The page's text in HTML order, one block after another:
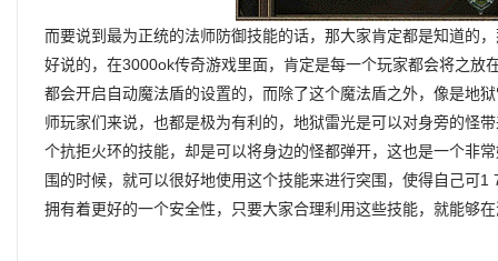
而要说到最为正统的法师防御技能的话，那大家肯定都是知道的
好说的，在3000ok传奇游戏里面，肯定是每一个玩家都会将之放
都会开启自动魔法盾的设置的，而除了这个魔法盾之外，像是地
师玩家们来说，也都是极为有利的，地狱雷光是可以对身旁的怪
个抗拒火环的技能，却是可以将身边的怪都弹开，这也是一个非
围的时候，就可以很好地使用这个技能来进行突围，使得自己可
拥有着更好的一个安全性，只要大家合理利用这些技能，就能够